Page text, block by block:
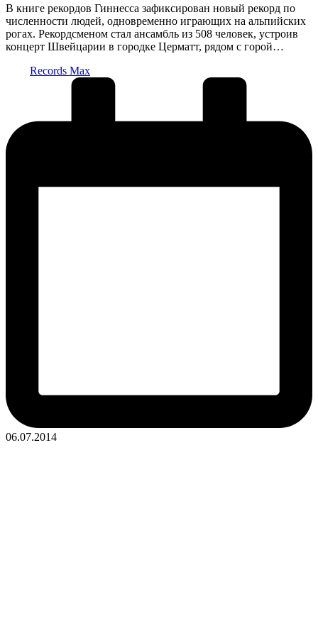
В книге рекордов Гиннесса зафиксирован новый рекорд по
численности людей, одновременно играющих на альпийских
рогах. Рекордсменом стал ансамбль из 508 человек, устроив
концерт Швейцарии в городке Церматт, рядом с горой…
Records Max
06.07.2014